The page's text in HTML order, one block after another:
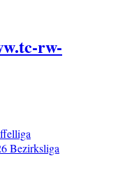
rw-
Bezirksliga